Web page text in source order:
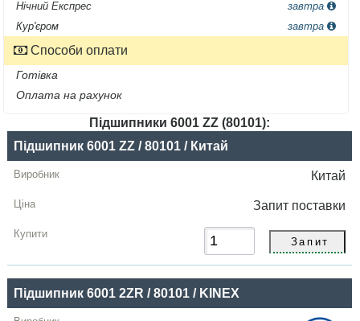
Нічний Експрес
завтра
Кур'єром
завтра
Способи оплати
Готівка
Оплата на рахунок
Підшипники 6001 ZZ (80101):
Назва
Виробник
Радіальний
грн
Купити
Підшипник 6001 ZZ / 80101 / Китай
Китай
Запит поставки
Підшипник 6001 2ZR / 80101 / KINEX